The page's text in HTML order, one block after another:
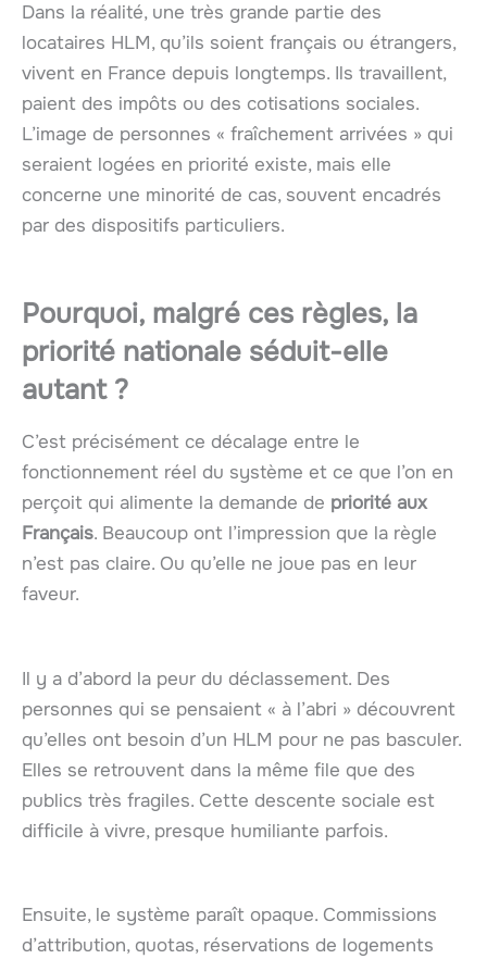
Dans la réalité, une très grande partie des
locataires HLM, qu’ils soient français ou étrangers,
vivent en France depuis longtemps. Ils travaillent,
paient des impôts ou des cotisations sociales.
L’image de personnes « fraîchement arrivées » qui
seraient logées en priorité existe, mais elle
concerne une minorité de cas, souvent encadrés
par des dispositifs particuliers.
Pourquoi, malgré ces règles, la
priorité nationale séduit-elle
autant ?
C’est précisément ce décalage entre le
fonctionnement réel du système et ce que l’on en
perçoit qui alimente la demande de priorité aux
Français. Beaucoup ont l’impression que la règle
n’est pas claire. Ou qu’elle ne joue pas en leur
faveur.
Il y a d’abord la peur du déclassement. Des
personnes qui se pensaient « à l’abri » découvrent
qu’elles ont besoin d’un HLM pour ne pas basculer.
Elles se retrouvent dans la même file que des
publics très fragiles. Cette descente sociale est
difficile à vivre, presque humiliante parfois.
Ensuite, le système paraît opaque. Commissions
d’attribution, quotas, réservations de logements